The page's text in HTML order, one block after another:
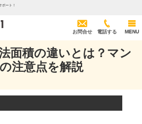
ポート！
お問合せ 電話する MENU
面積の違いとは？マン
注意点を解説